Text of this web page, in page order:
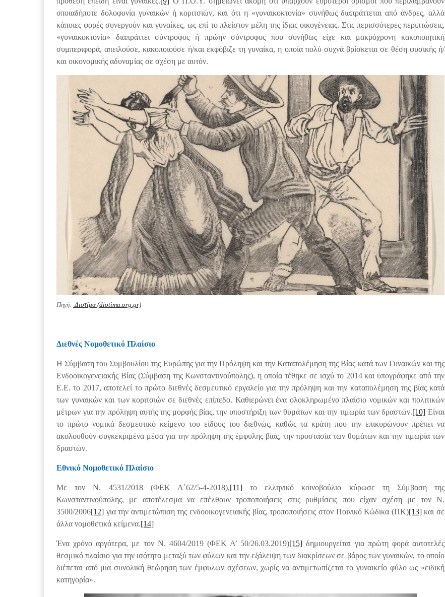
οποιαδήποτε δολοφονία γυναικών ή κοριτσιών, και ότι η «γυναικοκτονία» συνήθως διαπράττεται από άνδρες, αλλά
κάποιες φορές συνεργούν και γυναίκες, ως επί το πλείστον μέλη της ίδιας οικογένειας. Στις περισσότερες περιπτώσεις,
«γυναικοκτονία» διαπράττει σύντροφος ή πρώην σύντροφος που συνήθως είχε και μακρόχρονη κακοποιητική
συμπεριφορά, απειλούσε, κακοποιούσε ή/και εκφόβιζε τη γυναίκα, η οποία πολύ συχνά βρίσκεται σε θέση φυσικής ή/
και οικονομικής αδυναμίας σε σχέση με αυτόν.
Πηγή: Διοτίμα (diotima.org.gr)
Διεθνές Νομοθετικό Πλαίσιο
Η Σύμβαση του Συμβουλίου της Ευρώπης για την Πρόληψη και την Καταπολέμηση της Βίας κατά των Γυναικών και της
Ενδοοικογενειακής Βίας (Σύμβαση της Κωνσταντινούπολης), η οποία τέθηκε σε ισχύ το 2014 και υπογράφηκε από την
Ε.Ε. το 2017, αποτελεί το πρώτo διεθνές δεσμευτικό εργαλείο για την πρόληψη και την καταπολέμηση της βίας κατά
των γυναικών και των κοριτσιών σε διεθνές επίπεδο. Καθιερώνει ένα ολοκληρωμένο πλαίσιο νομικών και πολιτικών
μέτρων για την πρόληψη αυτής της μορφής βίας, την υποστήριξη των θυμάτων και την τιμωρία των δραστών.[10] Είναι
το πρώτο νομικά δεσμευτικό κείμενο του είδους του διεθνώς, καθώς τα κράτη που την επικυρώνουν πρέπει να
ακολουθούν συγκεκριμένα μέσα για την πρόληψη της έμφυλης βίας, την προστασία των θυμάτων και την τιμωρία των
δραστών.
Εθνικό Νομοθετικό Πλαίσιο
Με τον Ν. 4531/2018 (ΦΕΚ Α΄62/5-4-2018),[11]το ελληνικό κοινοβούλιο κύρωσε τη Σύμβαση της
Κωνσταντινούπολης, με αποτέλεσμα να επέλθουν τροποποιήσεις στις ρυθμίσεις που είχαν σχέση με τον Ν.
3500/2006[12] για την αντιμετώπιση της ενδοοικογενειακής βίας, τροποποιήσεις στον Ποινικό Κώδικα (ΠΚ)[13]και σε
άλλα νομοθετικά κείμενα.[14]
Ένα χρόνο αργότερα, με τον Ν. 4604/2019 (ΦΕΚ Α’ 50/26.03.2019)[15] δημιουργείται για πρώτη φορά αυτοτελές
θεσμικό πλαίσιο για την ισότητα μεταξύ των φύλων και την εξάλειψη των διακρίσεων σε βάρος των γυναικών, το οποίο
διέπεται από μια συνολική θεώρηση των έμφυλων σχέσεων, χωρίς να αντιμετωπίζεται το γυναικείο φύλο ως «ειδική
κατηγορία».